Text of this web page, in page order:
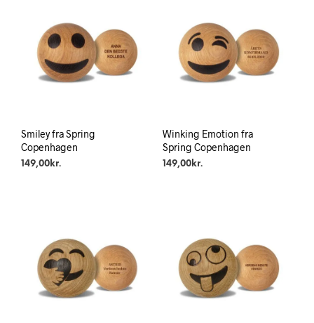
Smiley fra Spring
Copenhagen
149,00 kr.
Winking Emotion fra
Spring Copenhagen
149,00kr.